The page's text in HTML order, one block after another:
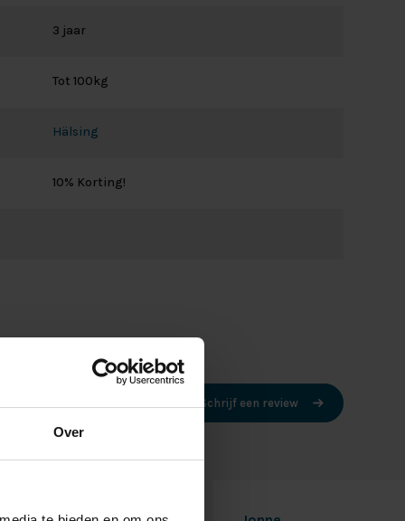
Over
3 jaar
Tot 100kg
Hälsing
10% Korting!
Schrijf een review